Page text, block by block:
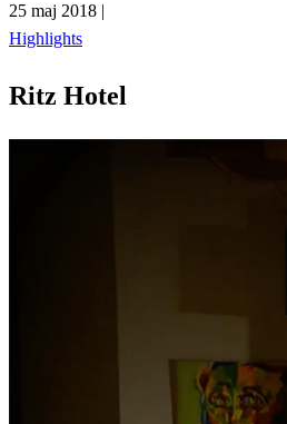
25 maj 2018 |
Highlights
Ritz Hotel